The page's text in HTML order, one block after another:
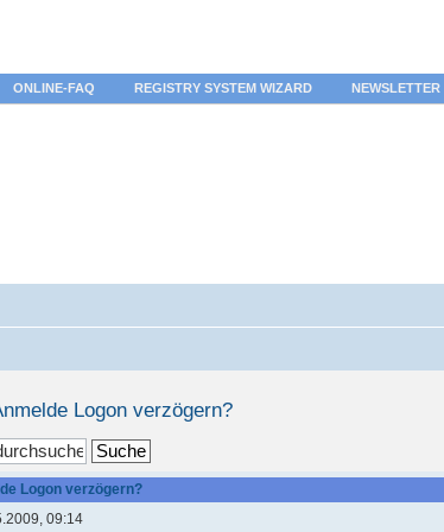
ONLINE-FAQ REGISTRY SYSTEM WIZARD NEWSLETTER
Logon verzögern?
Logon verzögern?
09:14